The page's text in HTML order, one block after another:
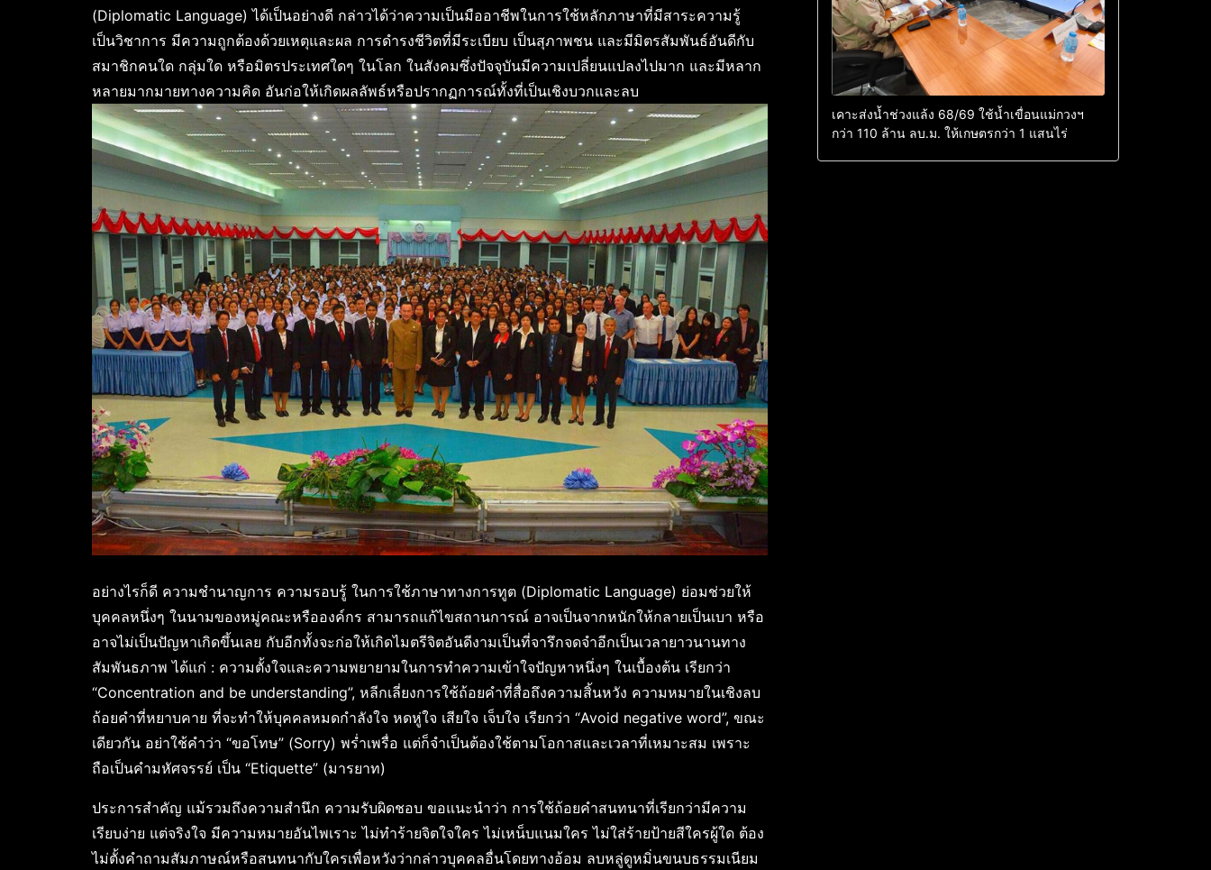
(Diplomatic Language) ได้เป็นอย่างดี กล่าวได้ว่าความเป็นมืออาชีพในการใช้หลักภาษาที่มีสาระความรู้
เป็นวิชาการ มีความถูกต้องด้วยเหตุและผล การดำรงชีวิตที่มีระเบียบ เป็นสุภาพชน และมีมิตรสัมพันธ์อันดีกับ
สมาชิกคนใด กลุ่มใด หรือมิตรประเทศใดๆ ในโลก ในสังคมซึ่งปัจจุบันมีความเปลี่ยนแปลงไปมาก และมีหลาก
หลายมากมายทางความคิด อันก่อให้เกิดผลลัพธ์หรือปรากฏการณ์ทั้งที่เป็นเชิงบวกและลบ
อย่างไรก็ดี ความชำนาญการ ความรอบรู้ ในการใช้ภาษาทางการทูต (Diplomatic Language) ย่อมช่วยให้
บุคคลหนึ่งๆ ในนามของหมู่คณะหรือองค์กร สามารถแก้ไขสถานการณ์ อาจเป็นจากหนักให้กลายเป็นเบา หรือ
อาจไม่เป็นปัญหาเกิดขึ้นเลย กับอีกทั้งจะก่อให้เกิดไมตรีจิตอันดีงามเป็นที่จารึกจดจำอีกเป็นเวลายาวนานทาง
สัมพันธภาพ ได้แก่ : ความตั้งใจและความพยายามในการทำความเข้าใจปัญหาหนึ่งๆ ในเบื้องต้น เรียกว่า
“Concentration and be understanding”, หลีกเลี่ยงการใช้ถ้อยคำที่สื่อถึงความสิ้นหวัง ความหมายในเชิงลบ
ถ้อยคำที่หยาบคาย ที่จะทำให้บุคคลหมดกำลังใจ หดหู่ใจ เสียใจ เจ็บใจ เรียกว่า “Avoid negative word”, ขณะ
เดียวกัน อย่าใช้คำว่า “ขอโทษ” (Sorry) พร่ำเพรื่อ แต่ก็จำเป็นต้องใช้ตามโอกาสและเวลาที่เหมาะสม เพราะ
ถือเป็นคำมหัศจรรย์ เป็น “Etiquette” (มารยาท)
ประการสำคัญ แม้รวมถึงความสำนึก ความรับผิดชอบ ขอแนะนำว่า การใช้ถ้อยคำสนทนาที่เรียกว่ามีความ
เรียบง่าย แต่จริงใจ มีความหมายอันไพเราะ ไม่ทำร้ายจิตใจใคร ไม่เหน็บแนมใคร ไม่ใส่ร้ายป้ายสีใครผู้ใด ต้อง
ไม่ตั้งคำถามสัมภาษณ์หรือสนทนากับใครเพื่อหวังว่ากล่าวบุคคลอื่นโดยทางอ้อม ลบหลู่ดูหมิ่นขนบธรรมเนียม
เคาะส่งน้ำช่วงแล้ง 68/69 ใช้น้ำเขื่อนแม่กวงฯ
กว่า 110 ล้าน ลบ.ม. ให้เกษตรกว่า 1 แสนไร่